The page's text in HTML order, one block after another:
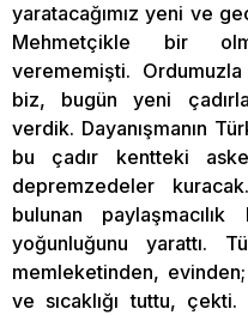
yaratacağımız yeni ve
Mehmetçikle bir
verememişti.
biz, bugün yeni
verdik. Dayanışmanın
bu çadır kentteki
depremzedeler
bulunan
yoğunluğunu yarattı.
memleketinden,
ve sıcaklığı tuttu,